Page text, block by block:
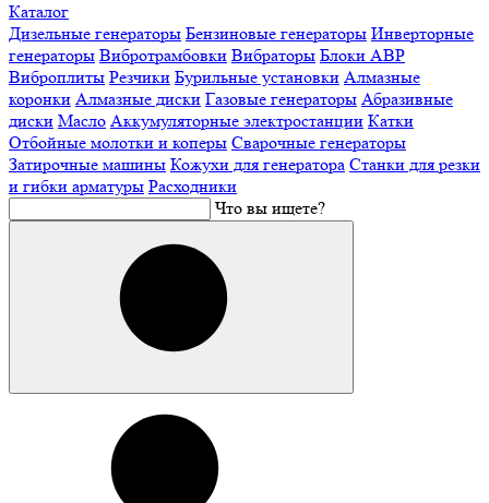
Каталог
Дизельные генераторы Бензиновые генераторы Инверторные
генераторы Вибротрамбовки Вибраторы Блоки АВР
Виброплиты Резчики Бурильные установки Алмазные
коронки Алмазные диски Газовые генераторы Абразивные
диски Масло Аккумуляторные электростанции Катки
Отбойные молотки и коперы Сварочные генераторы
Затирочные машины Кожухи для генератора Станки для резки
и гибки арматуры Расходники
Что вы ищете?